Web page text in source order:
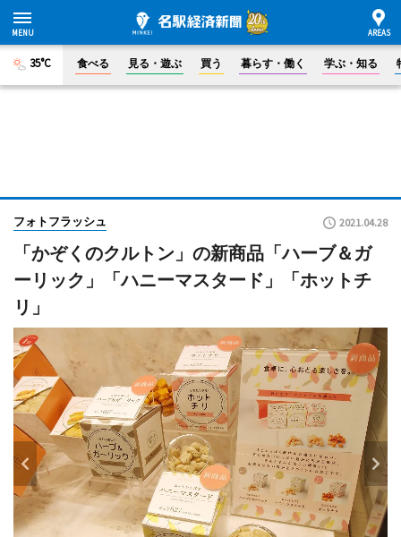
35°C 食べる 見る・遊ぶ 買う 暮らす・働く 学ぶ・知る
フォトフラッシュ 2021.04.28
「かぞくのクルトン」の新商品「ハーブ＆ガ
ーリック」「ハニーマスタード」「ホットチ
リ」